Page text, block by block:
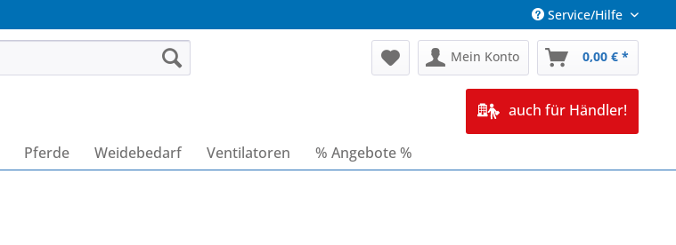
Service/Hilfe
Mein Konto 0,00 € *
auch für Händler!
Pferde Weidebedarf Ventilatoren % Angebote %